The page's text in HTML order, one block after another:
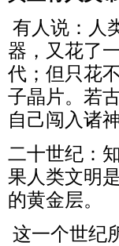
有人说：人
器，又花了
代；但只花
子晶片。若
自己闯入诸
二十世纪：
果人类文明
的黄金层。
这一个世纪